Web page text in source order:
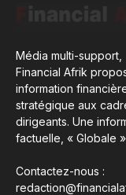
Média multi-support,
Financial Afrik
information
stratégique aux
dirigeants. Une
factuelle, « Globale
Contactez-nous :